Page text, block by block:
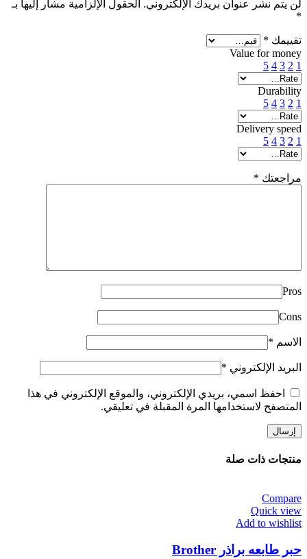
لن يتم نشر عنوان بريدك الإلكتروني. الحقول الإلزامية مشار إليها بـ
*
تقييمك *
Value for money
1
2
3
4
5
Durability
1
2
3
4
5
Delivery speed
1
2
3
4
5
مراجعتك *
Pros
Cons
الاسم *
البريد الإلكتروني *
احفظ اسمي، بريدي الإلكتروني، والموقع الإلكتروني في هذا
المتصفح لاستخدامها المرة المقبلة في تعليقي.
منتجات ذات صلة
Compare
Quick view
Add to wishlist
حبر طابعه براذر Brother